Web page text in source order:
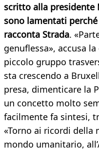
scritto alla presidente
sono lamentati
racconta Strada.
genuflessa», accusa
piccolo gruppo
sta crescendo a
presa, dimenticare la
un concetto molto
facilmente fa sintesi,
«Torno ai ricordi della
mondo umanitario,